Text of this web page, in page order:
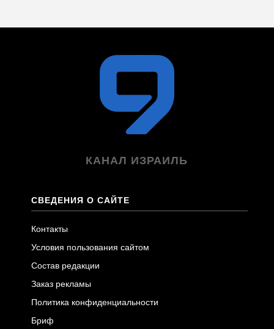
КАНАЛ ИЗРАИЛЬ
СВЕДЕНИЯ О САЙТЕ
Контакты
Условия пользования сайтом
Состав редакции
Заказ рекламы
Политика конфиденциальности
Бриф